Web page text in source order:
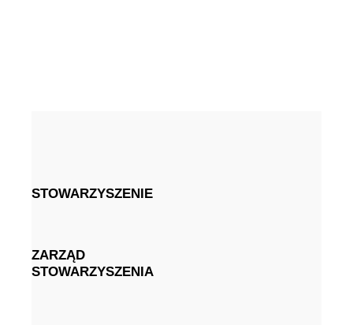
STOWARZYSZENIE
ZARZĄD
STOWARZYSZENIA